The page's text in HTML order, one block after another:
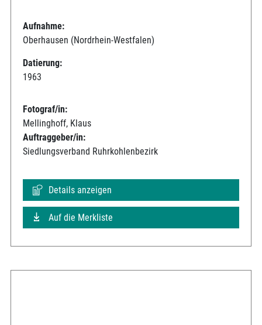
Aufnahme:
Oberhausen (Nordrhein-Westfalen)
Datierung:
1963
Fotograf/in:
Mellinghoff, Klaus
Auftraggeber/in:
Siedlungsverband Ruhrkohlenbezirk
Details anzeigen
Auf die Merkliste